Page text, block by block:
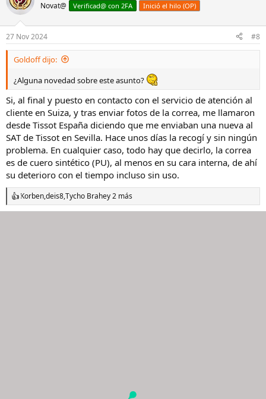
Novat@ Verificad@ con 2FA Inició el hilo (OP)
27 Nov 2024 #8
Goldoff dijo:
¿Alguna novedad sobre este asunto?
Si, al final y puesto en contacto con el servicio de atención al
cliente en Suiza, y tras enviar fotos de la correa, me llamaron
desde Tissot España diciendo que me enviaban una nueva al
SAT de Tissot en Sevilla. Hace unos días la recogí y sin ningún
problema. En cualquier caso, todo hay que decirlo, la correa
es de cuero sintético (PU), al menos en su cara interna, de ahí
su deterioro con el tiempo incluso sin uso.
R
e
Korben,deis8,Tycho Brahey 2 más